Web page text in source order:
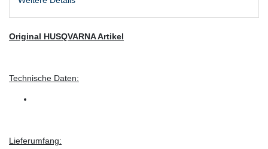
Original HUSQVARNA Artikel
Technische Daten:
Lieferumfang: